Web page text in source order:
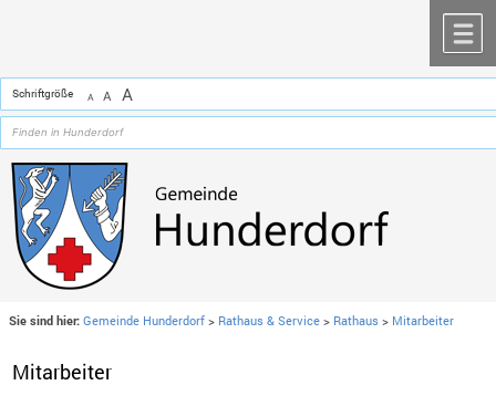
Schriftgröße A A A
Sie sind hier: Gemeinde Hunderdorf > Rathaus & Service > Rathaus > Mitarbeiter
Mitarbeiter